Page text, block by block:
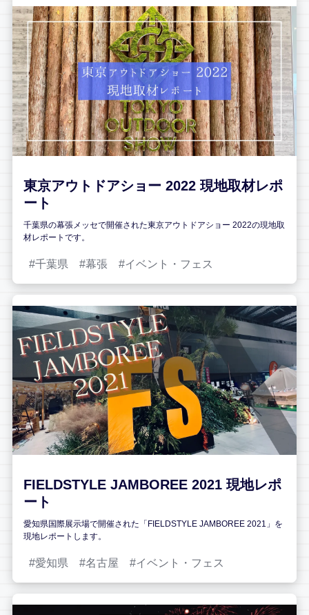
東京アウトドアショー 2022 現地取材レポ
ート
千葉県の幕張メッセで開催された東京アウトドアショー 2022の現地取
材レポートです。
千葉県 幕張 イベント・フェス
FIELDSTYLE JAMBOREE 2021 現地レポ
ート
愛知県国際展示場で開催された「FIELDSTYLE JAMBOREE 2021」を
現地レポートします。
愛知県 名古屋 イベント・フェス